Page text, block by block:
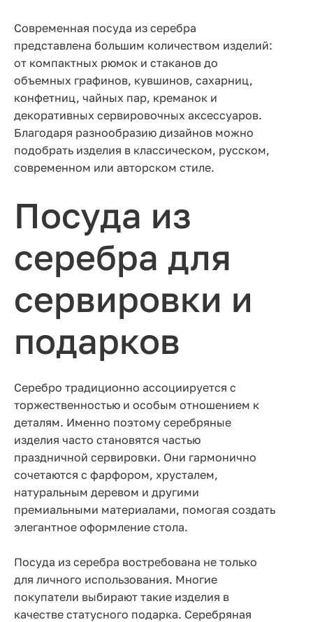
Современная посуда из серебра
представлена большим количеством изделий:
от компактных рюмок и стаканов до
объемных графинов, кувшинов, сахарниц,
конфетниц, чайных пар, креманок и
декоративных сервировочных аксессуаров.
Благодаря разнообразию дизайнов можно
подобрать изделия в классическом, русском,
современном или авторском стиле.
Посуда из
серебра для
сервировки и
подарков
Серебро традиционно ассоциируется с
торжественностью и особым отношением к
деталям. Именно поэтому серебряные
изделия часто становятся частью
праздничной сервировки. Они гармонично
сочетаются с фарфором, хрусталем,
натуральным деревом и другими
премиальными материалами, помогая создать
элегантное оформление стола.
Посуда из серебра востребована не только
для личного использования. Многие
покупатели выбирают такие изделия в
качестве статусного подарка. Серебряная